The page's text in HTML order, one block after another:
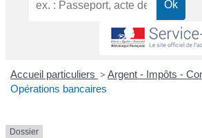
Accueil particuliers > Argent - Impôts -
Opérations bancaires
Dossier